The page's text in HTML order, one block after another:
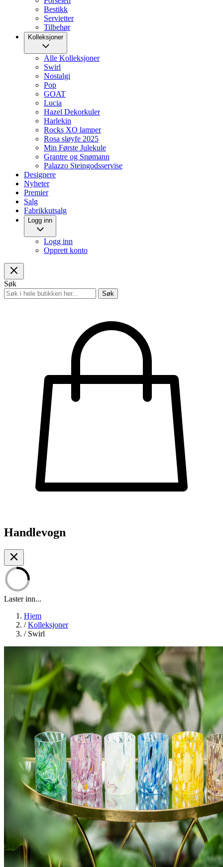
Bestikk
Servietter
Tilbehør
Kolleksjoner
Alle Kolleksjoner
Swirl
Nostalgi
Pop
GOAT
Lucia
Hazel Dekorkuler
Harlekin
Rocks XO lamper
Rosa sløyfe 2025
Min Første Julekule
Grantre og Snømann
Palazzo Steingodsservise
Designere
Nyheter
Premier
Salg
Fabrikkutsalg
Logg inn
Logg inn
Opprett konto
Søk
Søk
Handlevogn
Laster inn...
Hjem
/ Kolleksjoner
/ Swirl